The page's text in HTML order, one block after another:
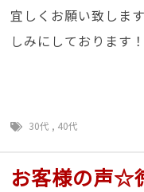
宜しくお願い致しま
しみにしております！
30代 , 40代
お客様の声☆